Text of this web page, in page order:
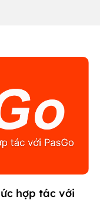
hợp tác với